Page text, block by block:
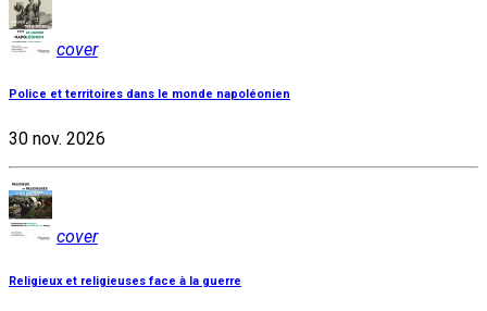
cover
Police et territoires dans le monde napoléonien
30 nov. 2026
cover
Religieux et religieuses face à la guerre